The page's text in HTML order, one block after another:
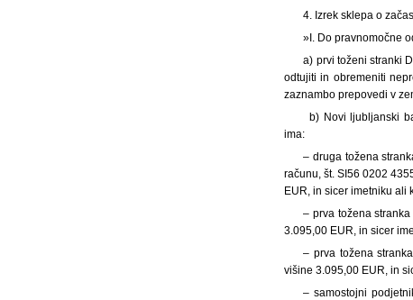
4. Izrek sklepa o
»I. Do pravnomočne
a) prvi toženi stranki
odtujiti in obremeniti
zaznambo prepovedi v
b) Novi ljubljanski
ima:
– druga tožena
računu, št. SI56 0202
EUR, in sicer imetniku
– prva tožena
3.095,00 EUR, in sicer
– prva tožena
višine 3.095,00 EUR, in
– samostojni